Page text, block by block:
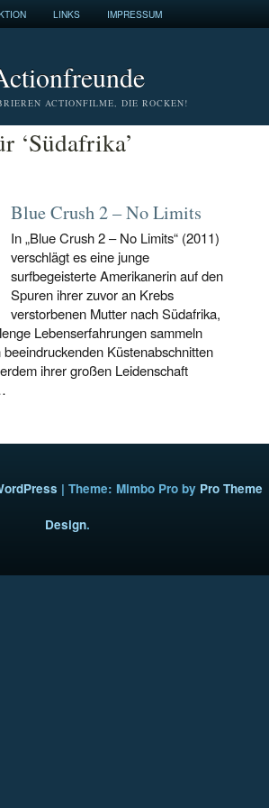
LINKS IMPRESSUM
ACTIONFILME, DIE ROCKEN!
‘Südafrika’
Blue Crush 2 – No Limits
In „Blue Crush 2 – No Limits“ (2011)
verschlägt es eine junge
surfbegeisterte Amerikanerin auf den
Spuren ihrer zuvor an Krebs
verstorbenen Mutter nach Südafrika,
Lebenserfahrungen sammeln
Küstenabschnitten
ihrer großen Leidenschaft
| Theme: Mimbo Pro by Pro Theme
Design.